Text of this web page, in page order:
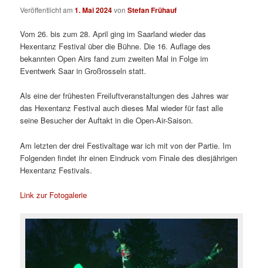
Veröffentlicht am1. Mai 2024vonStefan Frühauf
Vom 26. bis zum 28. April ging im Saarland wieder das
Hexentanz Festival über die Bühne. Die 16. Auflage des
bekannten Open Airs fand zum zweiten Mal in Folge im
Eventwerk Saar in Großrosseln statt.
Als eine der frühesten Freiluftveranstaltungen des Jahres war
das Hexentanz Festival auch dieses Mal wieder für fast alle
seine Besucher der Auftakt in die Open-Air-Saison.
Am letzten der drei Festivaltage war ich mit von der Partie. Im
Folgenden findet ihr einen Eindruck vom Finale des diesjährigen
Hexentanz Festivals.
Link zur Fotogalerie